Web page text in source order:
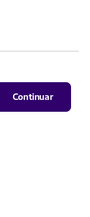
Continuar